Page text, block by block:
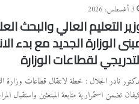
3 أغسطس، 2026
التعليم العالي والبحث
الوزارة الجديد مع بدء
لقطاعات الوزارة
نادر الجلال : خطة لانتقال قطاعات وزارة
تضمن استمرارية متابعة المبتعثين واستقبال